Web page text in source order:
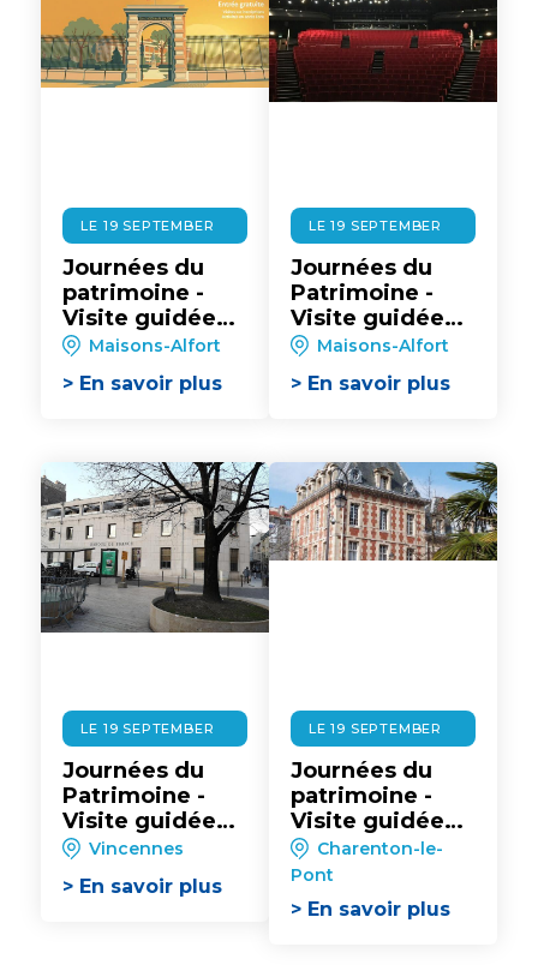
LE 19 SEPTEMBER
Journées du
patrimoine -
Visite guidée
de la
bibliothèque de
l'école
Maisons-Alfort
> En savoir plus
LE 19 SEPTEMBER
Journées du
Patrimoine -
Visite guidée
du théâtre
Claude Debussy
Maisons-Alfort
> En savoir plus
LE 19 SEPTEMBER
Journées du
Patrimoine -
Visite guidée
de la Banque
de France de
Vincennes
Vincennes
> En savoir plus
LE 19 SEPTEMBER
Journées du
patrimoine -
Visite guidée
de l'hôtel de
ville de
Charenton
Charenton-le-
Pont
> En savoir plus